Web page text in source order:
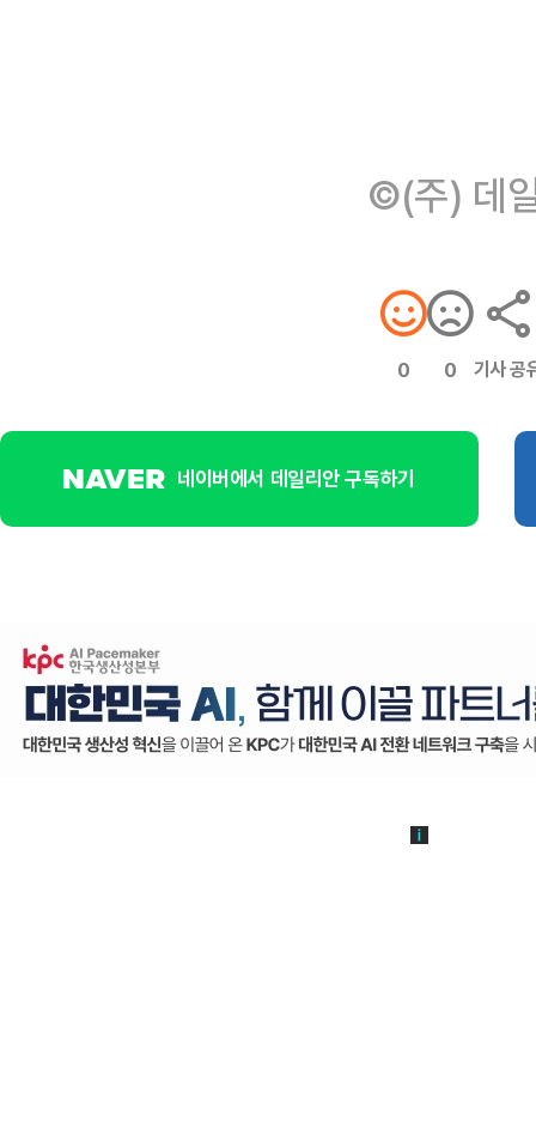
©(주) 데
0 0 기사 공
네이버에서 데일리안 구독하기